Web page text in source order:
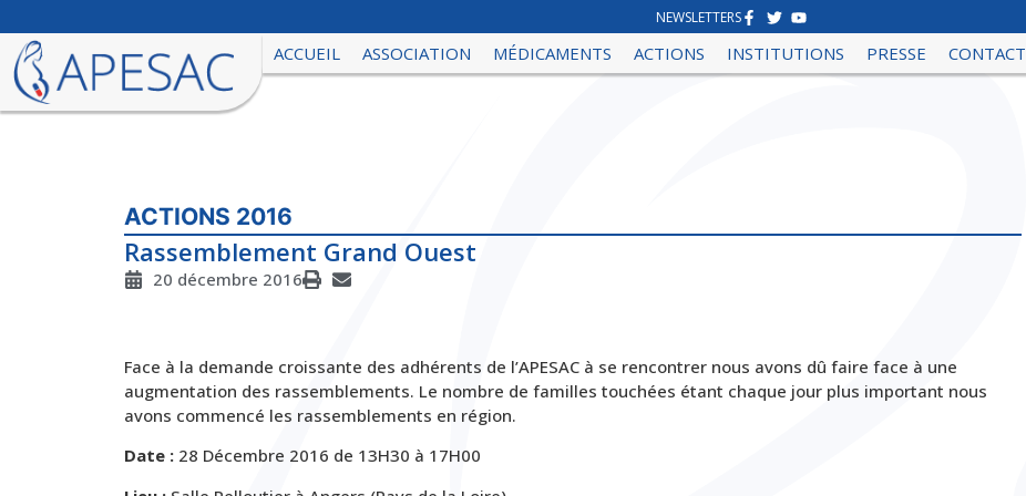
NEWSLETTERS
ACCUEIL ASSOCIATION MÉDICAMENTS ACTIONS INSTITUTIONS PRESSE CONTACT
ACTIONS 2016
Rassemblement Grand Ouest
20 décembre 2016
Face à la demande croissante des adhérents de l’APESAC à se rencontrer nous avons dû faire face à une
augmentation des rassemblements. Le nombre de familles touchées étant chaque jour plus important nous
avons commencé les rassemblements en région.
Date : 28 Décembre 2016 de 13H30 à 17H00